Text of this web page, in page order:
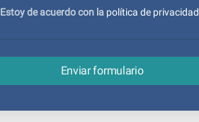
Estoy de acuerdo con la política de privacidad
Enviar formulario